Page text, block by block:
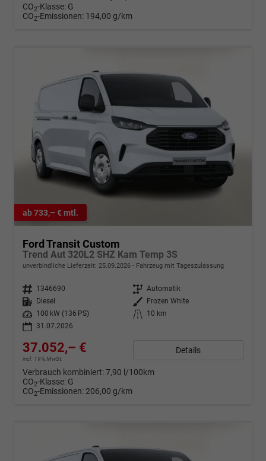
CO2-Klasse: G
CO2-Emissionen: 194,00 g/km
ab 733,– € mtl.
Ford Transit Custom
Trend Aut 320L2 SHZ Kam Temp 3S
unverbindliche Lieferzeit: 25.09.2026 Fahrzeug mit Tageszulassung
Fahrzeugnr. 1346690 Getriebe Automatik
Kraftstoff
Diesel Außenfarbe
Frozen White
Leistung
100 kW (136 PS) Kilometerstand
10 km
31.07.2026
37.052,– €
incl. 19% MwSt.
Details
Verbrauch kombiniert:7,90 l/100km
CO2-Klasse: G
CO2-Emissionen: 206,00 g/km